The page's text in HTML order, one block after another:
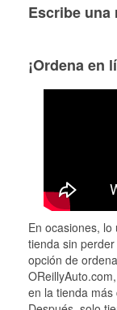
Escribe una
¡Ordena en
En ocasiones,
tienda sin
opción de
en la tienda